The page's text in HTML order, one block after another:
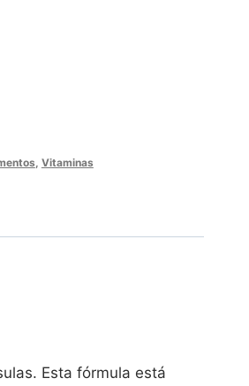
Vitaminas
Esta fórmula está